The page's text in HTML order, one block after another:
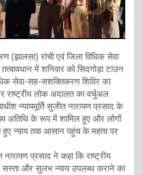
(झालसा) रांची एवं जिला विधिक सेवा
में शनिवार को सिदगोड़ा टाउन
सेवा-सह-सशक्तिकरण शिविर का
लोक अदालत का वर्चुअल
न्यायमूर्ति सुजीत नारायण प्रसाद के
अतिथि के रूप में शामिल हुए और लोगों
हुए न्याय तक आसान पहुंच के महत्व पर
नारायण प्रसाद ने कहा कि राष्ट्रीय
सस्ता और सुलभ न्याय उपलब्ध कराने का